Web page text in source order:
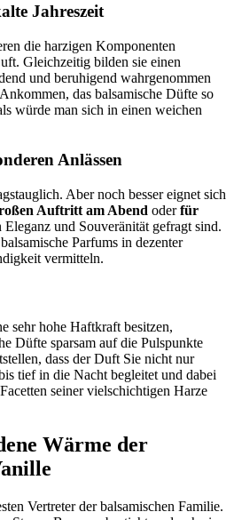
Jahreszeit
die harzigen Komponenten
Gleichzeitig bilden sie einen
und beruhigend wahrgenommen
das balsamische Düfte so
würde man sich in einen weichen
Anlässen
Aber noch besser eignet sich
Auftritt am Abend oderfür
Eleganz und Souveränität gefragt sind.
Parfums in dezenter
vermitteln.
sehr hohe Haftkraft besitzen,
Düfte sparsam auf die Pulspunkte
dass der Duft Sie nicht nur
tief in die Nacht begleitet und dabei
seiner vielschichtigen Harze
Wärme der
Vertreter der balsamischen Familie.